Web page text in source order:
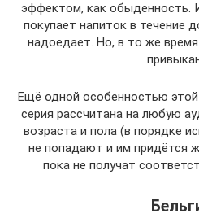
эффектом, как обыденность.
покупает напиток в течение
надоедает. Но, в то же
Ещё одной особенностью этой
серия рассчитана на любую
возраста и пола (в порядке
не попадают и им придётся
пока не получат